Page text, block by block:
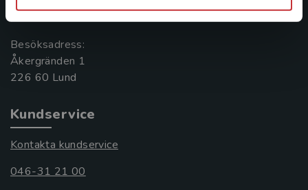
221 00 Lund
Besöksadress:
Åkergränden 1
Kundservice
Kontakta kundservice
046-31 21 00